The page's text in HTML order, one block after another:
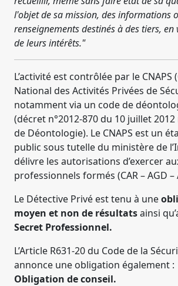
l'objet de sa mission, des informations
renseignements destinés à des tiers, en
de leurs intérêts."
L’activité est contrôlée par le CNAPS
National des Activités Privées de
notamment via un code de
(décret n°2012-870 du 10 juillet
de Déontologie). Le CNAPS est un
public sous tutelle du ministère de
délivre les autorisations d’exercer
professionnels formés (CAR – AGD –
Le Détective Privé est tenu à une
moyen et non de résultatsainsi
Secret Professionnel.
L’Article R631-20 du Code de la
annonce une obligation également :
Obligation de conseil.